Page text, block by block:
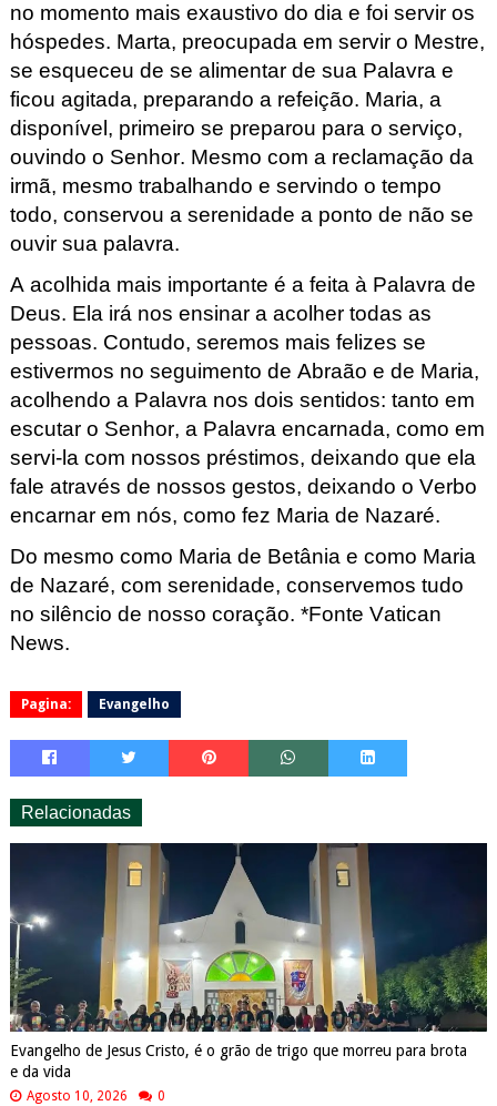
no momento mais exaustivo do dia e foi servir os
hóspedes. Marta, preocupada em servir o Mestre,
se esqueceu de se alimentar de sua Palavra e
ficou agitada, preparando a refeição. Maria, a
disponível, primeiro se preparou para o serviço,
ouvindo o Senhor. Mesmo com a reclamação da
irmã, mesmo trabalhando e servindo o tempo
todo, conservou a serenidade a ponto de não se
ouvir sua palavra.
A acolhida mais importante é a feita à Palavra de
Deus. Ela irá nos ensinar a acolher todas as
pessoas. Contudo, seremos mais felizes se
estivermos no seguimento de Abraão e de Maria,
acolhendo a Palavra nos dois sentidos: tanto em
escutar o Senhor, a Palavra encarnada, como em
servi-la com nossos préstimos, deixando que ela
fale através de nossos gestos, deixando o Verbo
encarnar em nós, como fez Maria de Nazaré.
Do mesmo como Maria de Betânia e como Maria
de Nazaré, com serenidade, conservemos tudo
no silêncio de nosso coração. *Fonte Vatican
News.
Pagina: Evangelho
Relacionadas
Evangelho de Jesus Cristo, é o grão de trigo que morreu para brota
e da vida
Agosto 10, 2026 0